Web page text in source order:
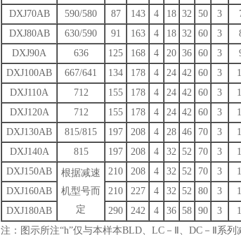
DXJ70AB
590/580 87 143 4 18 32 50 3
DXJ80AB
630/590 91 163 4 18 32 60 3
DXJ90A
636 125 168 4 20 36 60 3
DXJ100AB
667/641 134 178 4 24 42 60 3
DXJ110A
712 155 178 4 24 42 60 3
DXJ120A
712 155 178 4 24 42 60 3
DXJ130AB
815/815 197 208 4 28 46 70 3
DXJ140A
815 197 208 4 32 52 70 3
DXJ150AB
根据减速
机型号而
定
210 208 4 32 52 70 3
DXJ160AB
210 227 4 32 52 80 3
DXJ180AB
290 242 4 36 58 90 3
注：图示所注“h”仅与本样本BLD、LC－Ⅱ、DC－Ⅱ系